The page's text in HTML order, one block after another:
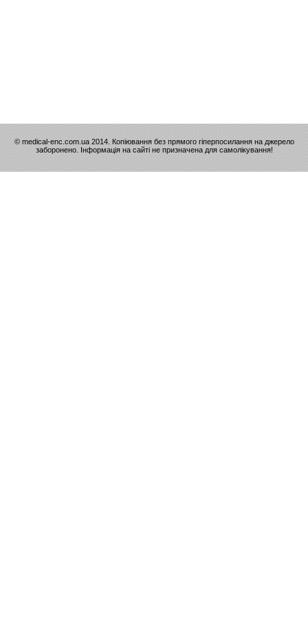
© medical-enc.com.ua 2014. Копіювання без прямого гіперпосилання на джерело
заборонено. Інформація на сайті не призначена для самолікування!